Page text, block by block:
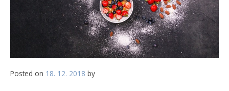
Posted on 18. 12. 2018 by